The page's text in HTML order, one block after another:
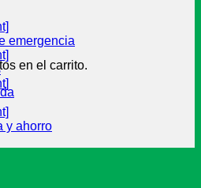
en el carrito.
emergencia
y ahorro